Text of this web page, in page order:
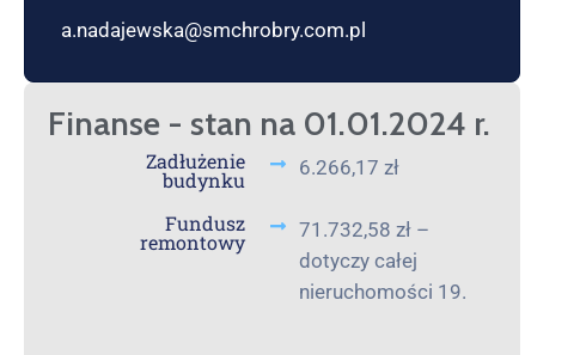
a.nadajewska@smchrobry.com.pl
Finanse - stan na 01.01.2024 r.
Zadłużenie
budynku 6.266,17 zł
Fundusz
remontowy
71.732,58 zł –
dotyczy całej
nieruchomości 19.